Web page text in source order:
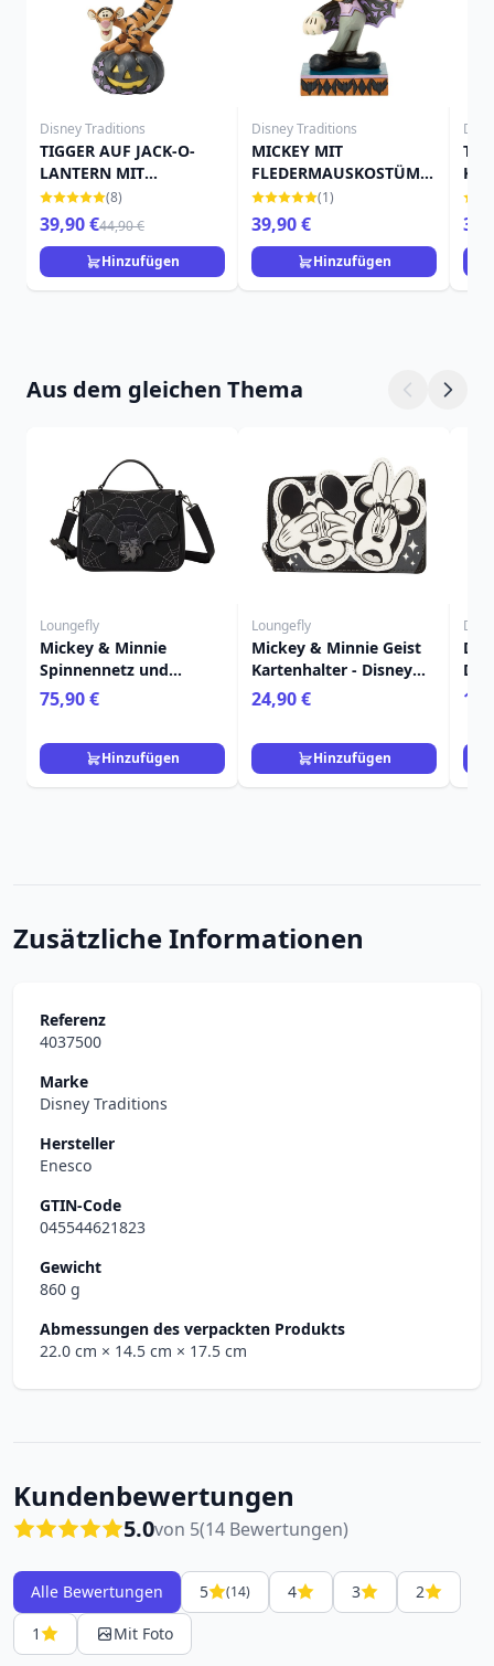
Disney Traditions
TIGGER AUF JACK-O-
LANTERN MIT
FLEDERMAUS - DISNEY
TRADITIONS
(8)
39,90 €44,90 €
Hinzufügen
Disney Traditions
MICKEY MIT
FLEDERMAUSKOSTÜM -
DISNEY TRADITIONS
(1)
39,90 €
Hinzufügen
Aus dem gleichen Thema
Loungefly
Mickey & Minnie
Spinnennetz und
Fledermäuse
Umhängetasche -
75,90 €
Hinzufügen
Loungefly
Mickey & Minnie Geist
Kartenhalter - Disney
Loungefly
24,90 €
Hinzufügen
Zusätzliche Informationen
Referenz
4037500
Marke
Disney Traditions
Hersteller
Enesco
GTIN-Code
045544621823
Gewicht
860 g
Abmessungen des verpackten Produkts
22.0 cm × 14.5 cm × 17.5 cm
Kundenbewertungen
5.0von 5(14 Bewertungen)
Alle Bewertungen 5 (14) 4 3
2
1
Mit Foto